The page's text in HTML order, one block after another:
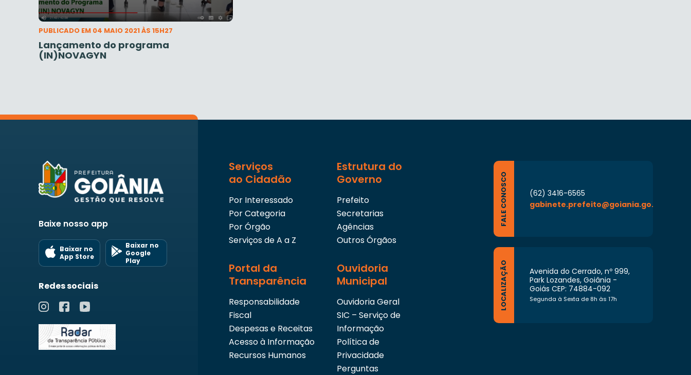
PUBLICADO EM 04 MAIO 2021 ÀS 15H27
Lançamento do programa
(IN)NOVAGYN
Baixe nosso app
Baixar no
App Store
Baixar no
Google
Play
Redes sociais
Serviços
ao Cidadão
Por Interessado
Por Categoria
Por Órgão
Serviços de A a Z
Estrutura do
Governo
Prefeito
Secretarias
Agências
Outros Órgãos
Portal da
Transparência
Responsabilidade
Fiscal
Despesas e Receitas
Acesso à Informação
Recursos Humanos
Ouvidoria
Municipal
Ouvidoria Geral
SIC – Serviço de
Informação
Política de
Privacidade
Perguntas
FALE CONOSCO
(62) 3416-6565
gabinete.prefeito@goiania.go.gov.br
LOCALIZAÇÃO
Avenida do Cerrado, nº 999,
Park Lozandes, Goiânia -
Goiás CEP: 74884-092
Segunda à Sexta de 8h às 17h